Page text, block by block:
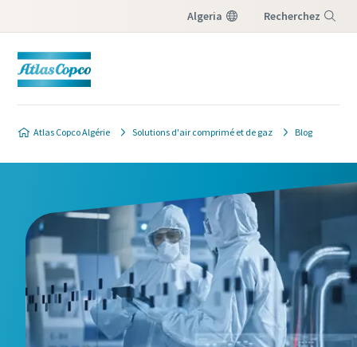
Algeria Recherchez
Atlas Copco Algérie Solutions d'air comprimé et de gaz Blog
Formulaire de contact qualité et
sécurité des produits